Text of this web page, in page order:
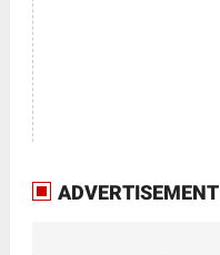
ADVERTISEMENT